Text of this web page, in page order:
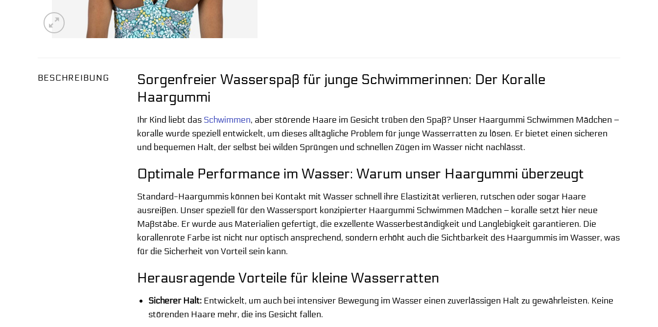
BESCHREIBUNG
Sorgenfreier Wasserspaß für junge Schwimmerinnen: Der Koralle
Haargummi
Ihr Kind liebt das Schwimmen, aber störende Haare im Gesicht trüben den Spaß? Unser Haargummi Schwimmen Mädchen –
koralle wurde speziell entwickelt, um dieses alltägliche Problem für junge Wasserratten zu lösen. Er bietet einen sicheren
und bequemen Halt, der selbst bei wilden Sprüngen und schnellen Zügen im Wasser nicht nachlässt.
Optimale Performance im Wasser: Warum unser Haargummi überzeugt
Standard-Haargummis können bei Kontakt mit Wasser schnell ihre Elastizität verlieren, rutschen oder sogar Haare
ausreißen. Unser speziell für den Wassersport konzipierter Haargummi Schwimmen Mädchen – koralle setzt hier neue
Maßstäbe. Er wurde aus Materialien gefertigt, die exzellente Wasserbeständigkeit und Langlebigkeit garantieren. Die
korallenrote Farbe ist nicht nur optisch ansprechend, sondern erhöht auch die Sichtbarkeit des Haargummis im Wasser, was
für die Sicherheit von Vorteil sein kann.
Herausragende Vorteile für kleine Wasserratten
Sicherer Halt: Entwickelt, um auch bei intensiver Bewegung im Wasser einen zuverlässigen Halt zu gewährleisten. Keine
störenden Haare mehr, die ins Gesicht fallen.